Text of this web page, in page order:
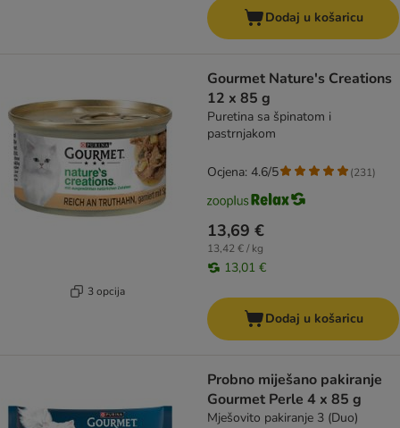
Dodaj u košaricu
3 opcija
Gourmet Nature's Creations
12 x 85 g
Puretina sa špinatom i
pastrnjakom
13,69 €
13,42 € / kg
13,01 €
Ocjena: 4.6/5 (231)
Dodaj u košaricu
Probno miješano pakiranje
Gourmet Perle 4 x 85 g
Mješovito pakiranje 3 (Duo)